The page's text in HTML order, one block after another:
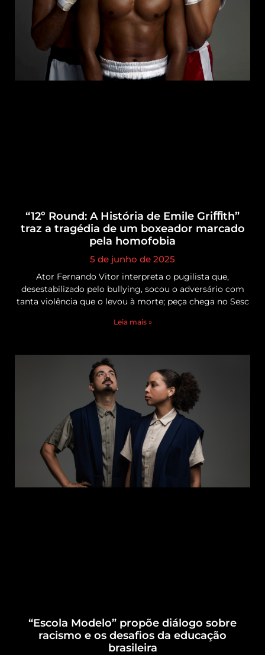
“12º Round: A História de Emile Griﬃth”
traz a tragédia de um boxeador marcado
pela homofobia
5 de junho de 2025
Ator Fernando Vitor interpreta o pugilista que,
desestabilizado pelo bullying, socou o adversário com
tanta violência que o levou à morte; peça chega no Sesc
Leia mais »
“Escola Modelo” propõe diálogo sobre
racismo e os desafios da educação
brasileira